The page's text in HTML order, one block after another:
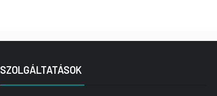
SZOLGÁLTATÁSOK